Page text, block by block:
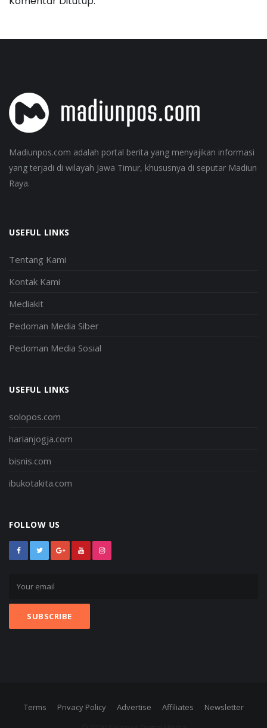
Madiunpos.com adalah portal berita yang menyajikan informasi
yang terjadi di wilayah Jawa Timur, khususnya di seputar Madiun
Raya.
USEFUL LINKS
Tentang Kami
Kontak Kami
Mediakit
Pedoman Media Siber
Pedoman Media Sosial
USEFUL LINKS
solopos.com
harianjogja.com
bisnis.com
ibukotakita.com
FOLLOW US
Terms Privacy Policy Advertise Affiliates
Newsletter